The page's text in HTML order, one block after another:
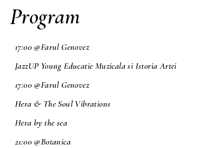
Program
17:00 @Farul Genovez
JazzUP Young Educatie Muzicala si Istoria Artei
17:00 @Farul Genovez
Hera & The Soul Vibrations
Hera by the sea
21:00 @Botanica